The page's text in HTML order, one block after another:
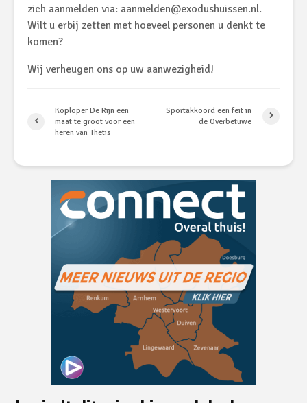
zich aanmelden via: aanmelden@exodushuissen.nl.
Wilt u erbij zetten met hoeveel personen u denkt te
komen?
Wij verheugen ons op uw aanwezigheid!
Koploper De Rijn een
maat te groot voor een
heren van Thetis
Sportakkoord een feit in
de Overbetuwe